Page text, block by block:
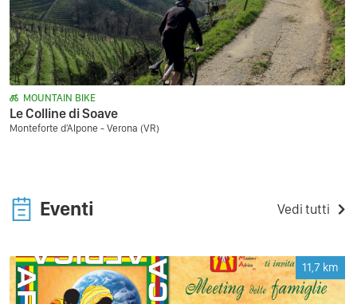
MOUNTAIN BIKE
Le Colline di Soave
Monteforte d'Alpone - Verona (VR)
Eventi Vedi tutti
11,7 km